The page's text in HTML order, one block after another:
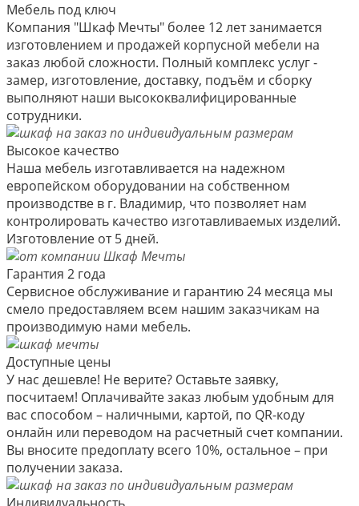
Мебель под ключ
Компания "Шкаф Мечты" более 12 лет занимается
изготовлением и продажей корпусной мебели на
заказ любой сложности. Полный комплекс услуг -
замер, изготовление, доставку, подъём и сборку
выполняют наши высококвалифицированные
сотрудники.
Высокое качество
Наша мебель изготавливается на надежном
европейском оборудовании на собственном
производстве в г. Владимир, что позволяет нам
контролировать качество изготавливаемых изделий.
Изготовление от 5 дней.
Гарантия 2 года
Сервисное обслуживание и гарантию 24 месяца мы
смело предоставляем всем нашим заказчикам на
производимую нами мебель.
Доступные цены
У нас дешевле! Не верите? Оставьте заявку,
посчитаем! Оплачивайте заказ любым удобным для
вас способом – наличными, картой, по QR-коду
онлайн или переводом на расчетный счет компании.
Вы вносите предоплату всего 10%, остальное – при
получении заказа.